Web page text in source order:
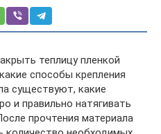
теплицу пленкой
способы крепления
существуют, какие
и правильно натягивать
прочтения материала